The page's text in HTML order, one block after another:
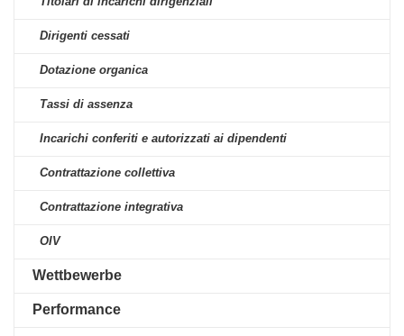
Dirigenti cessati
Dotazione organica
Tassi di assenza
Incarichi conferiti e autorizzati ai dipendenti
Contrattazione collettiva
Contrattazione integrativa
OIV
Wettbewerbe
Performance